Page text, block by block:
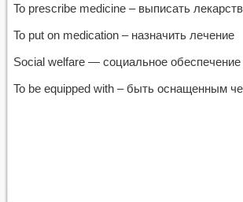
To prescribe medicine – выписать
To put on medication – назначить лечение
Social welfare — социальное обеспечение
To be equipped with – быть оснащенным